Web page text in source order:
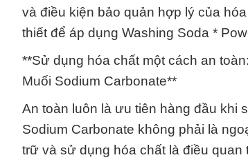
và điều kiện bảo quản hợp lý của
thiết để áp dụng Washing Soda *
**Sử dụng hóa chất một cách an
Muối Sodium Carbonate**
An toàn luôn là ưu tiên hàng đầu khi
Sodium Carbonate không phải là
trữ và sử dụng hóa chất là điều